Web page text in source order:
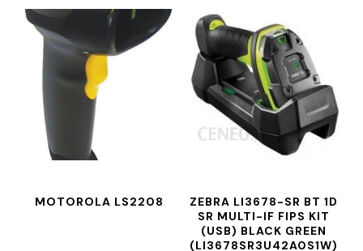
MOTOROLA LS2208
ZEBRA LI3678-SR BT 1D
SR MULTI-IF FIPS KIT
(USB) BLACK GREEN
(LI3678SR3U42A0S1W)